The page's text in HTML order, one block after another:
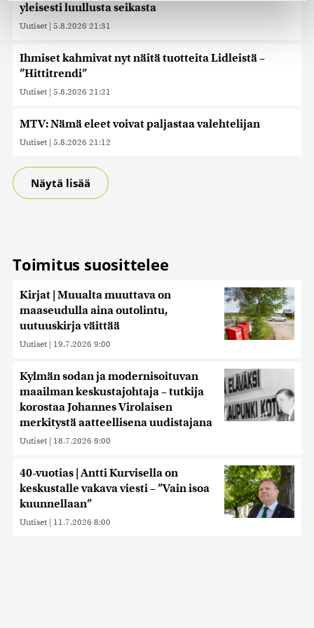
Käytämme evästeitä tarjoamamme sisällön ja mainosten
tukemiseen ja kävijämäärämme analysoimiseen. Lisäksi
jaamme sosiaalisen median, mainosalan ja analytiikka-
alan kumppaneillemme tietoja siitä, miten käytät
sivustoamme. Kumppanimme voivat yhdistää näitä
kerätty, kun olet käyttänyt heidän palvelujaan. Tietoja
saatetaan myös siirtää ulkomaille.
yleisesti luullusta seikasta
Uutiset | 5.8.2026 21:31
Ihmiset kahmivat nyt näitä tuotteita Lidleistä –
”Hittitrendi”
Uutiset | 5.8.2026 21:21
MTV: Nämä eleet voivat paljastaa valehtelijan
Uutiset | 5.8.2026 21:12
Näytä lisää
Toimitus suosittelee
Kirjat | Muualta muuttava on
maaseudulla aina outolintu,
uutuuskirja väittää
Uutiset | 19.7.2026 9:00
Kylmän sodan ja modernisoituvan
maailman keskustajohtaja – tutkija
korostaa Johannes Virolaisen
merkitystä aatteellisena uudistajana
Uutiset | 18.7.2026 9:00
40-vuotias | Antti Kurvisella on
keskustalle vakava viesti – ”Vain isoa
kuunnellaan”
Uutiset | 11.7.2026 8:00